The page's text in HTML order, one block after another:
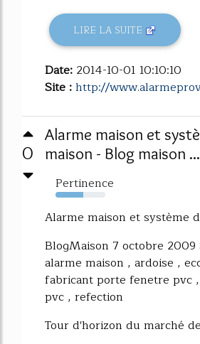
LIRE LA SUITE
Date: 2014-10-01 10:10:10
Site :http://
0
Alarme maison et
maison - Blog maison ...
Pertinence
55%
Alarme maison et système
BlogMaison 7 octobre 2009
alarme maison , ardoise ,
fabricant porte fenetre pvc
pvc , refection
Tour d'horizon du marché